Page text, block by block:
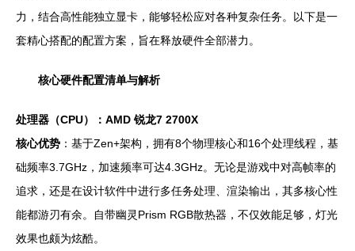
力，结合高性能独立显卡，能够轻松应对各种复杂任务。以下是一
套精心搭配的配置方案，旨在释放硬件全部潜力。
核心硬件配置清单与解析
处理器（CPU）：AMD 锐龙7 2700X
核心优势 ：基于Zen+架构，拥有8个物理核心和16个处理线程，基
础频率3.7GHz，加速频率可达4.3GHz。无论是游戏中对高帧率的
追求，还是在设计软件中进行多任务处理、渲染输出，其多核心性
能都游刃有余。自带幽灵Prism RGB散热器，不仅效能足够，灯光
效果也颇为炫酷。